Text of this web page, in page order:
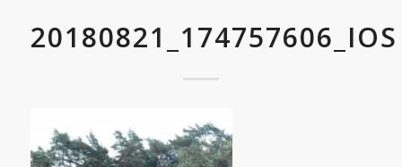
20180821_174757606_IOS